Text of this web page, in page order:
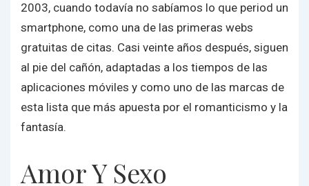
2003, cuando todavía no sabíamos lo que period un
smartphone, como una de las primeras webs
gratuitas de citas. Casi veinte años después, siguen
al pie del cañón, adaptadas a los tiempos de las
aplicaciones móviles y como uno de las marcas de
esta lista que más apuesta por el romanticismo y la
fantasía.
Amor Y Sexo